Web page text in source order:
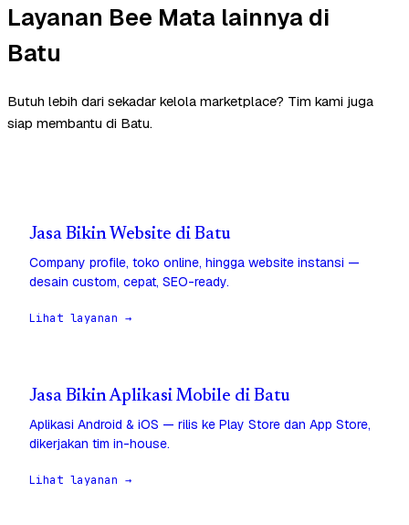
Layanan Bee Mata lainnya di
Batu
Butuh lebih dari sekadar kelola marketplace? Tim kami juga
siap membantu di Batu.
Jasa Bikin Website di Batu
Company profile, toko online, hingga website instansi —
desain custom, cepat, SEO-ready.
Lihat layanan →
Jasa Bikin Aplikasi Mobile di Batu
Aplikasi Android & iOS — rilis ke Play Store dan App Store,
dikerjakan tim in-house.
Lihat layanan →